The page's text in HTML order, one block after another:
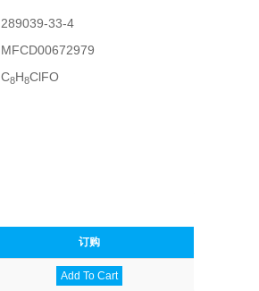
289039-33-4
MFCD00672979
C8H8ClFO
订购
Add To Cart